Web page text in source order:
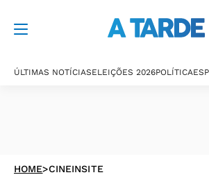
ÚLTIMAS NOTÍCIASELEIÇÕES 2026POLÍTICA
HOME>CINEINSITE